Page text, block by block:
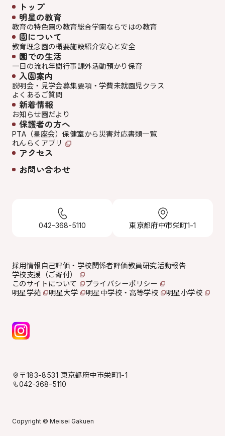
トップ
明星の教育
教育の特色園の教育総合学園ならではの教育
園について
教育理念園の概要施設紹介安心と安全
園での生活
一日の流れ年間行事課外活動預かり保育
入園案内
説明会・見学会募集要項・学費未就園児クラス
よくあるご質問
新着情報
お知らせ園だより
保護者の方へ
PTA（星座会）保健室から 災害対応書類一覧
れんらくアプリ
アクセス
お問い合わせ
042-368-5110 東京都府中市栄町1-1
〒183-8531 東京都府中市栄町1-1
042-368-5110
採用情報 自己評価・学校関係者評価教員研究活動報告
学校支援（ご寄付）
このサイトについて
プライバシーポリシー
明星学苑
明星大学 明星中学校・高等学校 明星小学校
Copyright © Meisei Gakuen